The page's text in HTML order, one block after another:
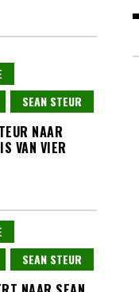
SEAN STEUR
NAAR
VAN VIER
SEAN STEUR